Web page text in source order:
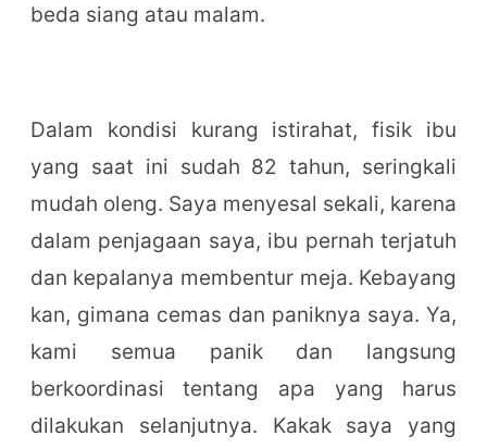
beda siang atau malam.
Dalam kondisi kurang istirahat, fisik ibu
yang saat ini sudah 82 tahun, seringkali
mudah oleng. Saya menyesal sekali, karena
dalam penjagaan saya, ibu pernah terjatuh
dan kepalanya membentur meja. Kebayang
kan, gimana cemas dan paniknya saya. Ya,
kami semua panik dan langsung
berkoordinasi tentang apa yang harus
dilakukan selanjutnya. Kakak saya yang